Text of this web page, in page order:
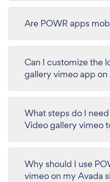
Are POWR apps
Can I customize the
gallery vimeo app on
What steps do I
Video gallery vimeo
Why should I use
vimeo on my Avada